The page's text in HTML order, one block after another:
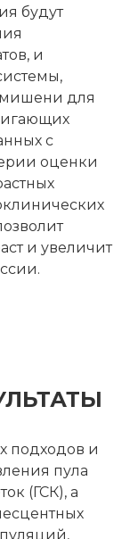
будут
и
для
с
оценки
и увеличит
подходов и
пула
(ГСК), а